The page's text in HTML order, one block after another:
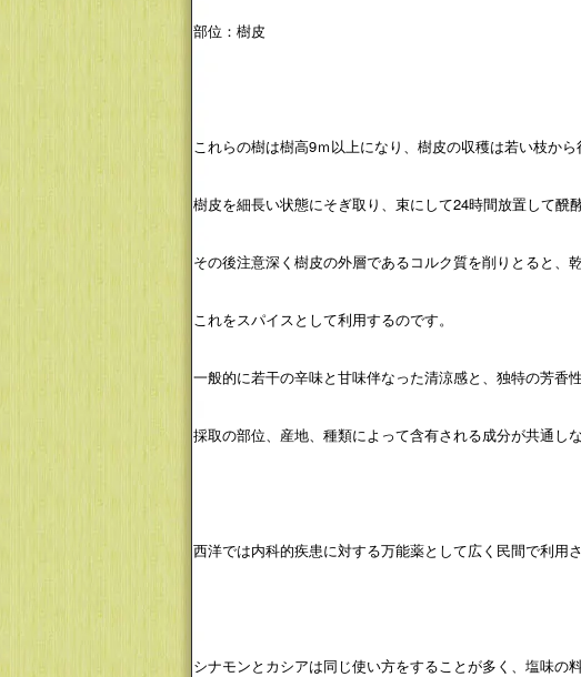
部位：樹皮
これらの樹は樹高9ｍ以上になり、樹皮の収穫は若い枝から
樹皮を細長い状態にそぎ取り、束にして24時間放置して醗酵
その後注意深く樹皮の外層であるコルク質を削りとると、
これをスパイスとして利用するのです。
一般的に若干の辛味と甘味伴なった清涼感と、独特の芳香
採取の部位、産地、種類によって含有される成分が共通し
西洋では内科的疾患に対する万能薬として広く民間で利用
シナモンとカシアは同じ使い方をすることが多く、塩味の